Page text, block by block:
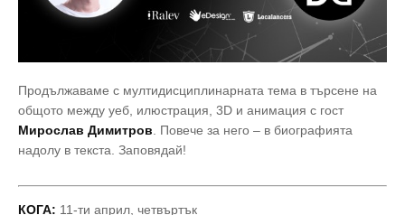
Продължаваме с мултидисциплинарната тема в търсене на
общото между уеб, илюстрация, 3D и анимация с гост
Мирослав Димитров . Повече за него – в биографията
надолу в текста. Заповядай!
КОГА: 11-ти април, четвъртък